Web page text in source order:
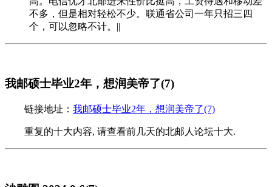
不多，但是相对轻松不少。联通省公司一年只招三四
个，可以忽略不计。||
我邮硕士毕业2年，想润美帝了(7)
链接地址： 我邮硕士毕业2年，想润美帝了(7)
重复的十大内容, 请查看前几天的北邮人论坛十大.